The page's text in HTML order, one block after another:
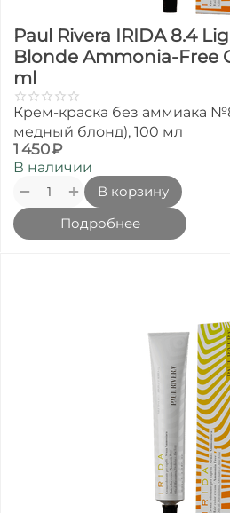
Paul Rivera IRIDA 8.4
Blonde Ammonia-Free
ml
Крем-краска без аммиака
медный блонд), 100 мл
1 450₽
В наличии
+
−
В корзину
Подробнее